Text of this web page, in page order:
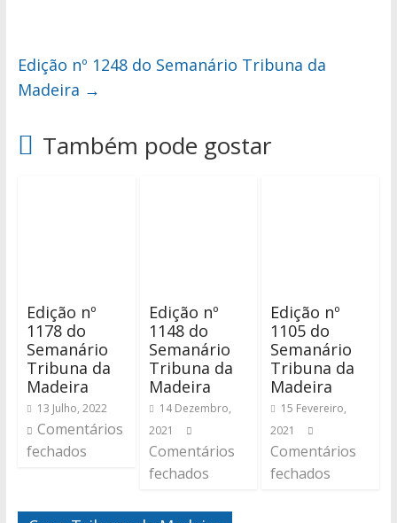
Edição nº 1248 do Semanário Tribuna da
Madeira →
Também pode gostar
Edição nº
1178 do
Semanário
Tribuna da
Madeira
13 Julho, 2022
Comentários
fechados
Edição nº
1148 do
Semanário
Tribuna da
Madeira
14 Dezembro,
2021
Comentários
fechados
Edição nº
1105 do
Semanário
Tribuna da
Madeira
15 Fevereiro,
2021
Comentários
fechados